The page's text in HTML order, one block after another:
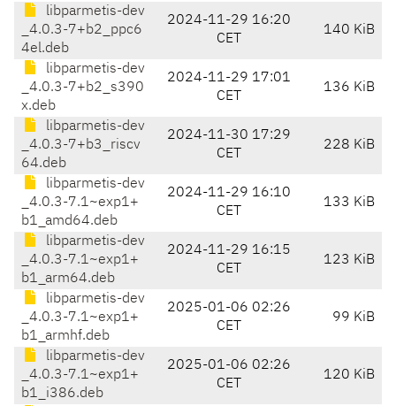
libparmetis-dev
_4.0.3-7+b2_ppc6
4el.deb
2024-11-29 16:20
CET
140 KiB
libparmetis-dev
_4.0.3-7+b2_s390
x.deb
2024-11-29 17:01
CET
136 KiB
libparmetis-dev
_4.0.3-7+b3_riscv
64.deb
2024-11-30 17:29
CET
228 KiB
libparmetis-dev
_4.0.3-7.1~exp1+
b1_amd64.deb
2024-11-29 16:10
CET
133 KiB
libparmetis-dev
_4.0.3-7.1~exp1+
b1_arm64.deb
2024-11-29 16:15
CET
123 KiB
libparmetis-dev
_4.0.3-7.1~exp1+
b1_armhf.deb
2025-01-06 02:26
CET
99 KiB
libparmetis-dev
_4.0.3-7.1~exp1+
b1_i386.deb
2025-01-06 02:26
CET
120 KiB